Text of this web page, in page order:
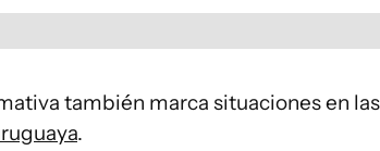
también marca situaciones en
.